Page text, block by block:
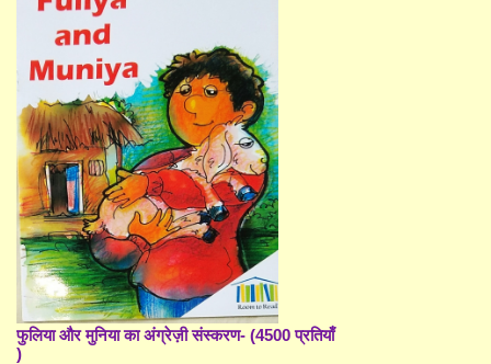
फुलिया और मुनिया का अंग्रेज़ी संस्करण- (4500 प्रतियाँ
)